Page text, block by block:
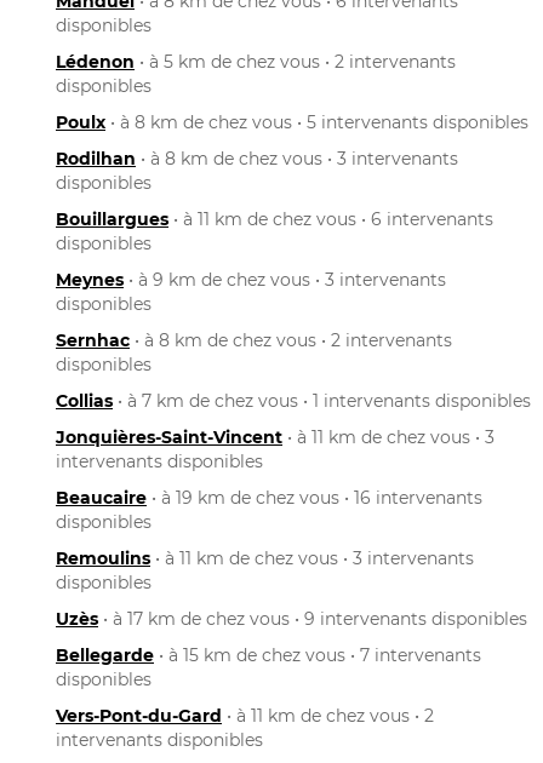
disponibles
Lédenon • à 5 km de chez vous • 2 intervenants
disponibles
Poulx • à 8 km de chez vous • 5 intervenants disponibles
Rodilhan • à 8 km de chez vous • 3 intervenants
disponibles
Bouillargues • à 11 km de chez vous • 6 intervenants
disponibles
Meynes • à 9 km de chez vous • 3 intervenants
disponibles
Sernhac • à 8 km de chez vous • 2 intervenants
disponibles
Collias • à 7 km de chez vous • 1 intervenants disponibles
Jonquières-Saint-Vincent • à 11 km de chez vous • 3
intervenants disponibles
Beaucaire • à 19 km de chez vous • 16 intervenants
disponibles
Remoulins • à 11 km de chez vous • 3 intervenants
disponibles
Uzès • à 17 km de chez vous • 9 intervenants disponibles
Bellegarde • à 15 km de chez vous • 7 intervenants
disponibles
Vers-Pont-du-Gard • à 11 km de chez vous • 2
intervenants disponibles